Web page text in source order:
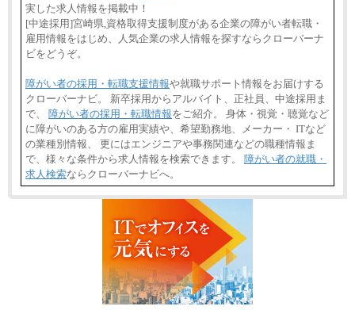
実した求人情報を掲載中！
[中途採用]宮崎県,資格取得支援制度がある企業の障がい者転職・
雇用情報をはじめ、人気企業の求人情報を探すならクローバーナ
ビをどうぞ。
障がい者の採用・転職支援情報や就職サポート情報をお届けする
クローバーナビ。 新卒採用からアルバイト、正社員、中途採用ま
で、 障がい者の採用・転職情報をご紹介。 身体・視覚・聴覚など
に障がいのある方の雇用実績や、希望勤務地、メーカー・ ITなど
の業種別情報、 更にはエンジニアや事務関連などの職種情報ま
で、様々な条件から求人情報を検索できます。 障がい者の就職・
求人検索ならクローバーナビへ。